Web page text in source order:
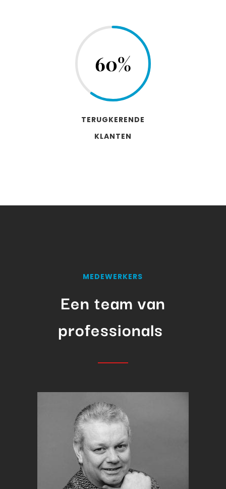
60%
TERUGKERENDE
KLANTEN
MEDEWERKERS
Een team van
professionals